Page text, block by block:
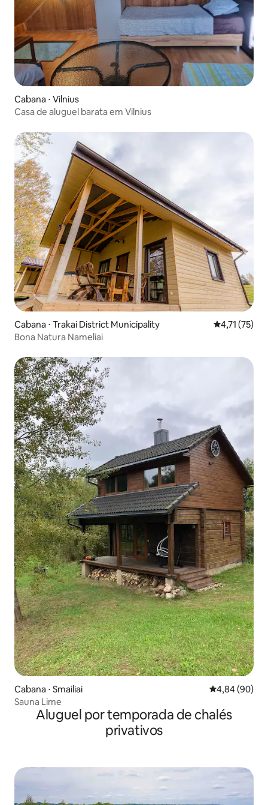
Cabana ⋅ Vilnius
Casa de aluguel barata em Vilnius
Cabana ⋅ Trakai District Municipality 4,71 de uma
4,71 (75)
Bona Natura Nameliai
Cabana ⋅ Smailiai 4,84 de uma
4,84 (90)
Sauna Lime
Aluguel por temporada de chalés
privativos